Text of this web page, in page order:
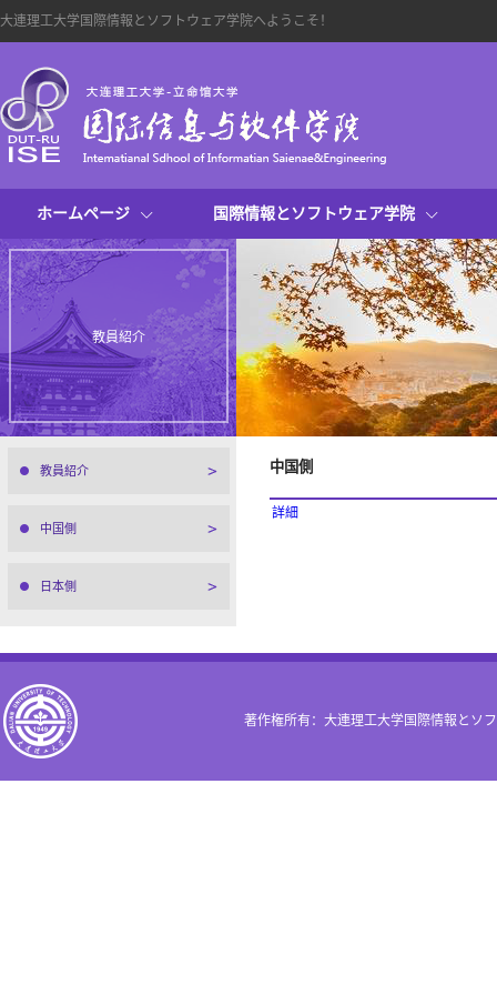
大連理工大学国際情報とソフトウェア学院へようこそ！
ホームページ 国際情報とソフトウェア学院
教員紹介
教員紹介
中国側
日本側
中国側
詳細
著作権所有：大連理工大学国際情報とソ